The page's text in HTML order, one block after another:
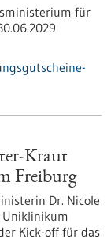
für
Kraut
Freiburg
Dr. Nicole
Uniklinikum
Kick-off für das